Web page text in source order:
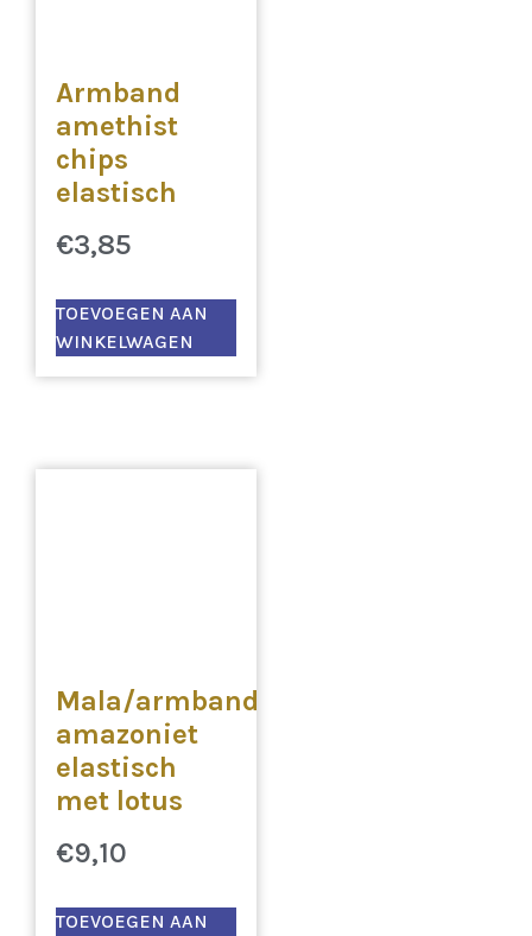
Armband
amethist
chips
elastisch
€3,85
TOEVOEGEN AAN
WINKELWAGEN
Mala/armband
amazoniet
elastisch
met lotus
€9,10
TOEVOEGEN AAN